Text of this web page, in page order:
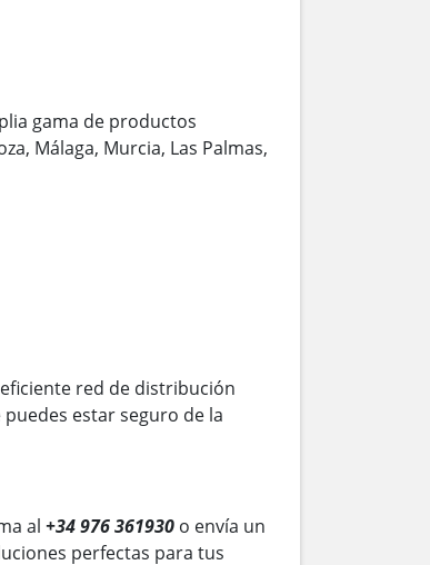
gama de productos
Málaga, Murcia, Las Palmas,
red de distribución
estar seguro de la
al +34 976 361930 o envía un
perfectas para tus